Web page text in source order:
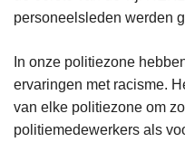
personeelsleden werden
In onze politiezone
ervaringen met racisme.
van elke politiezone om
politiemedewerkers als